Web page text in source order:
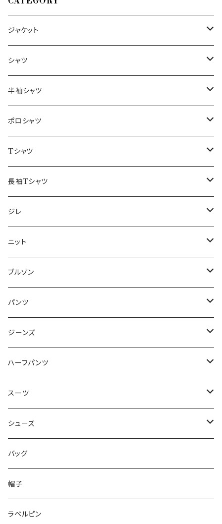
ジャケット
～44/S
46/M
48/L
50/XL～
シャツ
～44/S
46/M
48/L
50/XL～
半袖シャツ
～44/S
46/M
48/L
50/XL～
ポロシャツ
～44/S
46/M
48/L
50/XL～
Tシャツ
～44/S
46/M
48/L
50/XL～
長袖Tシャツ
～44/S
46/M
48/L
50/XL～
ジレ
～44/S
46/M
48/L
50/XL～
ニット
～44/S
46/M
48/L
50/XL～
ブルゾン
～44/S
46/M
48/L
50/XL～
パンツ
～44/S
46/M
48/L
50/XL～
ジーンズ
～44/S
46/M
48/L
50/XL～
ハーフパンツ
～44/S
46/M
48/L
50/XL～
スーツ
～44/S
46/M
48/L
50/XL～
シューズ
～25.5cm
26cm～
27cm～
バッグ
帽子
ラペルピン